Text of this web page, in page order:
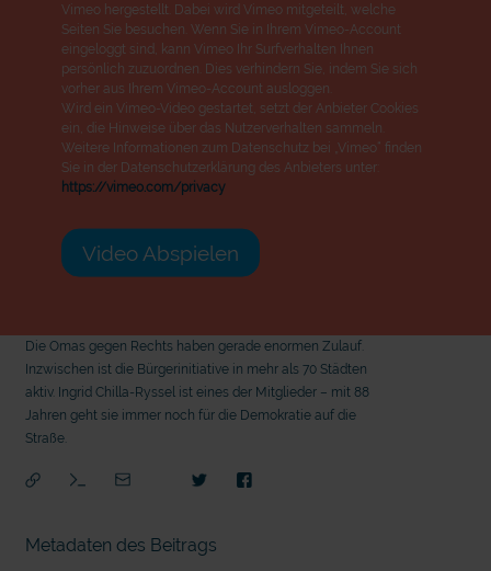
Vimeo hergestellt. Dabei wird Vimeo mitgeteilt, welche
Seiten Sie besuchen. Wenn Sie in Ihrem Vimeo-Account
eingeloggt sind, kann Vimeo Ihr Surfverhalten Ihnen
persönlich zuzuordnen. Dies verhindern Sie, indem Sie sich
vorher aus Ihrem Vimeo-Account ausloggen.
Wird ein Vimeo-Video gestartet, setzt der Anbieter Cookies
ein, die Hinweise über das Nutzerverhalten sammeln.
Weitere Informationen zum Datenschutz bei „Vimeo“ finden
Sie in der Datenschutzerklärung des Anbieters unter:
https://vimeo.com/privacy
Video Abspielen
Die Omas gegen Rechts haben gerade enormen Zulauf.
Inzwischen ist die Bürgerinitiative in mehr als 70 Städten
aktiv. Ingrid Chilla-Ryssel ist eines der Mitglieder – mit 88
Jahren geht sie immer noch für die Demokratie auf die
Straße.
Metadaten des Beitrags